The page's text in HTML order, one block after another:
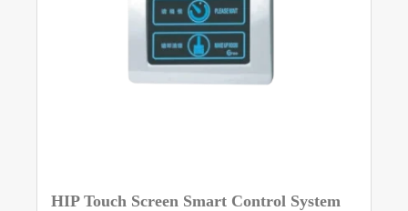
HIP Touch Screen Smart Control System